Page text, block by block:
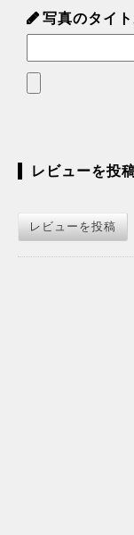
写真のタイ
レビューを投稿
レビューを投稿